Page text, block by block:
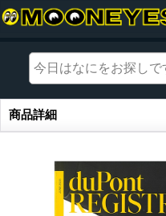
商品詳細
商品詳細